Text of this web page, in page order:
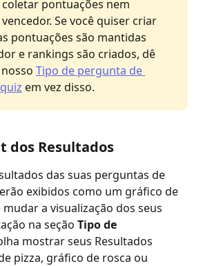
pontuações nem
Se você quiser criar
pontuações são mantidas
e rankings são criados, dê
Tipo de pergunta de
em vez disso.
dos Resultados
das suas perguntas de
exibidos como um gráfico de
a visualização dos seus
na seção Tipo de
mostrar seus Resultados
pizza, gráfico de rosca ou